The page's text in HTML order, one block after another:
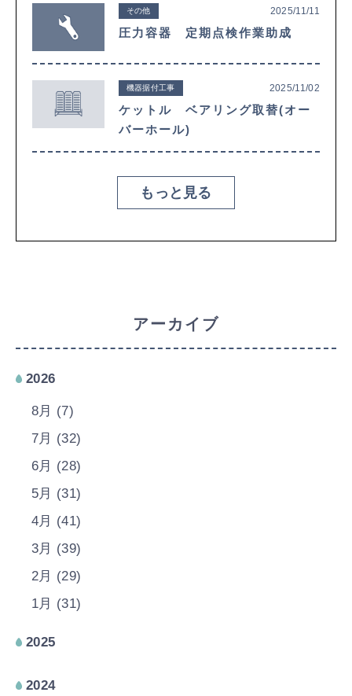
その他 2025/11/11
圧力容器 定期点検作業助成
機器据付工事 2025/11/02
ケットル ベアリング取替(オー
バーホール)
もっと見る
アーカイブ
2026
8月 (7)
7月 (32)
6月 (28)
5月 (31)
4月 (41)
3月 (39)
2月 (29)
1月 (31)
2025
2024